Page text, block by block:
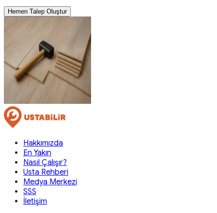
Hemen Talep Oluştur
Hakkımızda
En Yakın
Nasıl Çalışır?
Usta Rehberi
Medya Merkezi
SSS
İletişim